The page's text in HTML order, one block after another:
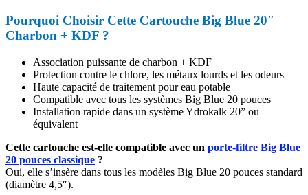
Pourquoi Choisir Cette Cartouche Big Blue 20″
Charbon + KDF ?
Association puissante de charbon + KDF
Protection contre le chlore, les métaux lourds et les odeurs
Haute capacité de traitement pour eau potable
Compatible avec tous les systèmes Big Blue 20 pouces
Installation rapide dans un système Ydrokalk 20” ou
équivalent
Cette cartouche est-elle compatible avec un porte-filtre Big Blue
20 pouces classique ?
Oui, elle s’insère dans tous les modèles Big Blue 20 pouces standard
(diamètre 4,5″).